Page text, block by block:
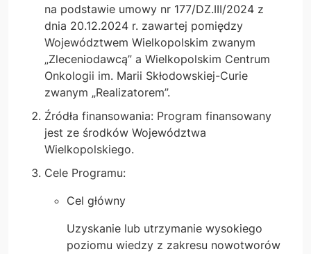
na podstawie umowy nr 177/DZ.III/2024 z
dnia 20.12.2024 r. zawartej pomiędzy
Województwem Wielkopolskim zwanym
„Zleceniodawcą” a Wielkopolskim Centrum
Onkologii im. Marii Skłodowskiej-Curie
zwanym „Realizatorem”.
Źródła finansowania: Program finansowany
jest ze środków Województwa
Wielkopolskiego.
Cele Programu:
Cel główny
Uzyskanie lub utrzymanie wysokiego
poziomu wiedzy z zakresu nowotworów